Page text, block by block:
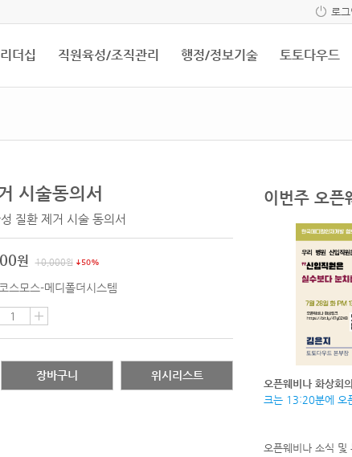
로그
더십 직원육성/조직관리 행정/정보기술 토토다우드
시술동의서
질환 제거 시술 동의서
원 10,000원 50%
스모스-메디폴더시스템
장바구니 위시리스트
이번주 오픈
오픈웨비나 화상회
크는 13:20분에 오
오픈웨비나 소식 및